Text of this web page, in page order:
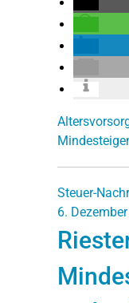
Steuer-
6.